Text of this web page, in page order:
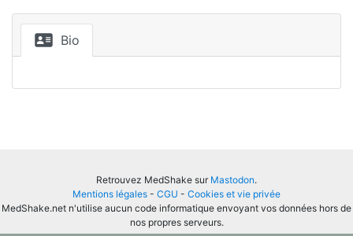
Bio
Retrouvez MedShake sur Mastodon.
Mentions légales - CGU - Cookies et vie privée
MedShake.net n'utilise aucun code informatique envoyant vos données hors de
nos propres serveurs.